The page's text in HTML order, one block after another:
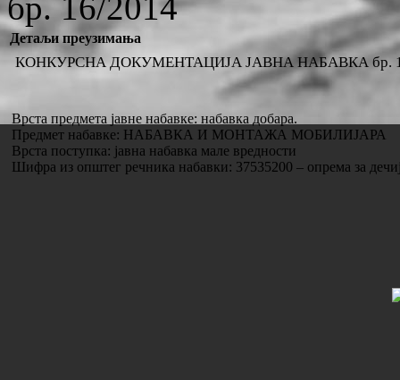
бр. 16/2014
Детаљи преузимања
КОНКУРСНА ДОКУМЕНТАЦИЈА ЈАВНА НАБАВКА бр.
Врста предмета јавне набавке: набавка добара.
Предмет набавке: НАБАВКА И МОНТАЖА МОБИЛИЈАРА
Врста поступка: јавна набавка мале вредности
Шифра из општег речника набавки: 37535200 – опрема за